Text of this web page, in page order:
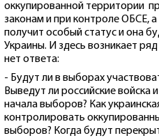
оккупированной территории
законам и при контроле ОБСЕ,
получит особый статус и она
Украины. И здесь возникает
нет ответа:
- Будут ли в выборах
Выведут ли российские
начала выборов? Как
контролировать
выборов? Когда будут